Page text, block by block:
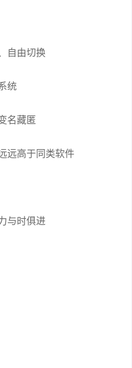
自由切换
统
名藏匿
远高于同类软件
与时俱进